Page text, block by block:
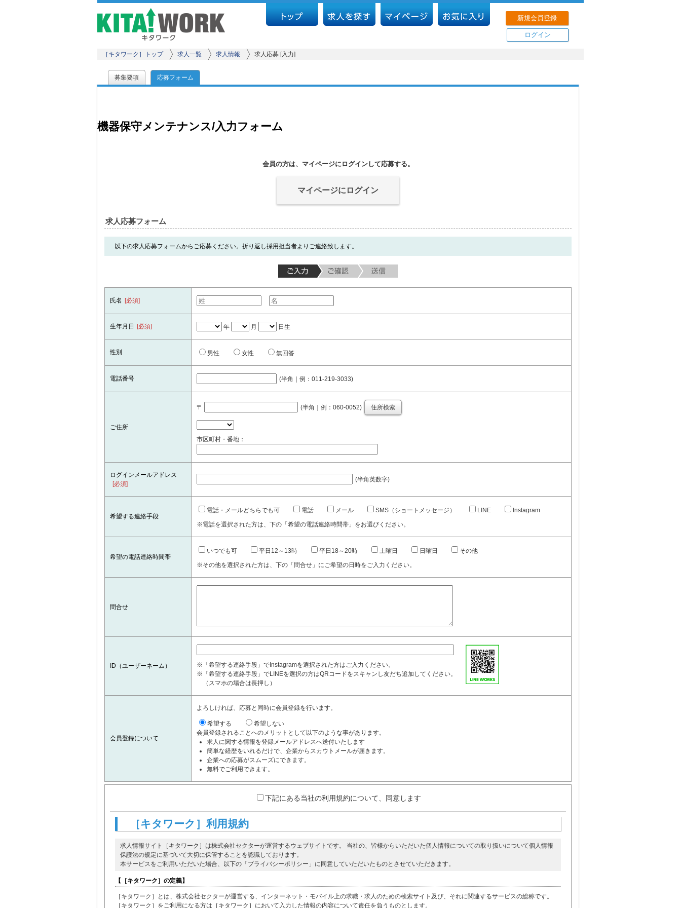
新規会員登録
ログイン
［キタワーク］トップ 求人一覧 求人情報 求人応募 [入力]
募集要項 応募フォーム
機器保守メンテナンス/入力フォーム
会員の方は、マイページにログインして応募する。
マイページにログイン
求人応募フォーム
以下の求人応募フォームからご応募ください。折り返し採用担当者よりご連絡致します。
氏名 [必須]
生年月日 [必須] 年 月 日生
性別 男性 女性 無回答
電話番号 (半角｜例：011-219-3033)
ご住所
〒 (半角｜例：060-0052) 住所検索
市区町村・番地：
ログインメールアドレス
[必須]
(半角英数字)
希望する連絡手段
電話・メールどちらでも可 電話 メール SMS（ショートメッセージ） LINE
Instagram
※電話を選択された方は、下の「希望の電話連絡時間帯」をお選びください。
希望の電話連絡時間帯
いつでも可 平日12～13時 平日18～20時 土曜日 日曜日
その他
※その他を選択された方は、下の「問合せ」にご希望の日時をご入力ください。
問合せ
ID（ユーザーネーム）
※「希望する連絡手段」でInstagramを選択された方はご入力ください。
※「希望する連絡手段」でLINEを選択の方はQRコードをスキャンし友だち追加してください。
（スマホの場合は長押し）
会員登録について
よろしければ、応募と同時に会員登録を行います。
希望する
希望しない
会員登録されることへのメリットとして以下のような事があります。
求人に関する情報を登録メールアドレスへ送付いたします
簡単な経歴をいれるだけで、企業からスカウトメールが届きます。
企業への応募がスムーズにできます。
無料でご利用できます。
下記にある当社の利用規約について、同意します
［キタワーク］利用規約
求人情報サイト［キタワーク］は株式会社セクターが運営するウェブサイトです。 当社の、皆様からいただいた個人情報についての取り扱いについて個人情報
保護法の規定に基づいて大切に保管することを認識しております。
本サービスをご利用いただいた場合、以下の「プライバシーポリシー」に同意していただいたものとさせていただきます。
【［キタワーク］の定義】
［キタワーク］とは、株式会社セクターが運営する、インターネット・モバイル上の求職・求人のための検索サイト及び、それに関連するサービスの総称です。
［キタワーク］をご利用になる方は［キタワーク］において入力した情報の内容について責任を負うものとします。